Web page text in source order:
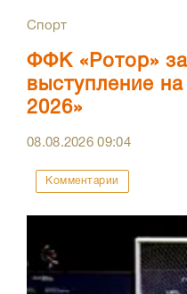
Спорт
ФФК «Ротор»
выступление
2026»
08.08.202609:04
Комментарии